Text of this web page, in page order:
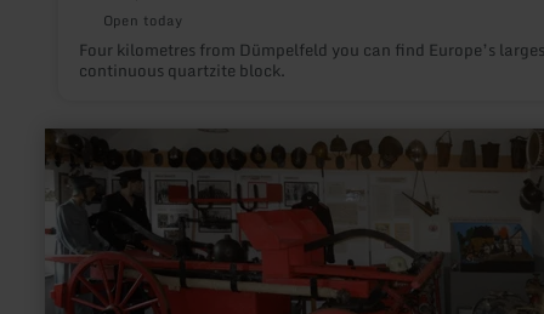
Open today
Four kilometres from Dümpelfeld you can find Europe’s
continuous quartzite block.
learn
more
about:
Museum
Prüm